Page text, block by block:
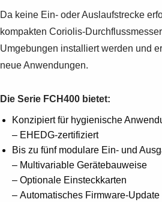
Da keine Ein- oder Auslaufstrecke
kompakten Coriolis-
Umgebungen installiert werden und
neue Anwendungen.
Die Serie FCH400 bietet:
Konzipiert für hygienische
– EHEDG-zertifiziert
Bis zu fünf modulare Ein- und
– Multivariable Gerätebauweise
– Optionale Einsteckkarten
– Automatisches Firmware-Update